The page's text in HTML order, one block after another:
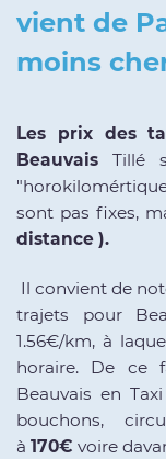
vient de
moins
Les prix des
Beauvais Tillé
sont pas fixes,
distance ).
Il convient de
trajets pour
1.56€/km, à
horaire. De ce
Beauvais en
bouchons,
à 170€ voire